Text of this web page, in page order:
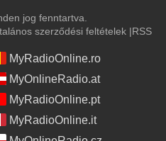
jog fenntartva.
szerződési feltételek |RSS
MyRadioOnline.ro
MyOnlineRadio.at
MyRadioOnline.pt
MyRadioOnline.it